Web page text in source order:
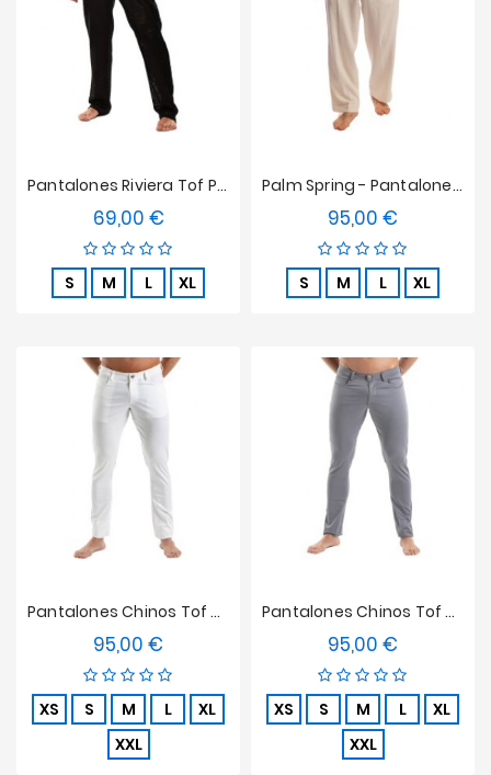
Pantalones Riviera Tof Paris - Negro
69,00 €Precio
S M L XL
Palm Spring - Pantalones De Salón Plisados - Vainilla
95,00 €
S M L XL
Pantalones Chinos Tof Paris - Blanco
95,00 €
XS S M L
XL
XXL
Pantalones Chinos Tof Paris - Gris
95,00 €
XS S M L
XL
XXL